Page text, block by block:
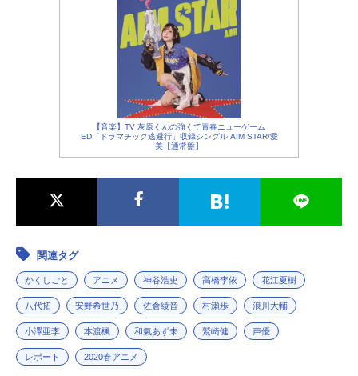
【音楽】TV 灰原くんの強くて青春ニューゲーム
ED「ドラマチック逃避行」収録シングル AIM STAR/愛
美【通常盤】
関連タグ
かくしごと アニメ 神谷浩史 高橋李依 花江夏樹
八代拓 安野希世乃 佐倉綾音 村瀬歩 浪川大輔
小澤亜李 本渡楓 和氣あず未 鷲崎健 声優
レポート 2020春アニメ